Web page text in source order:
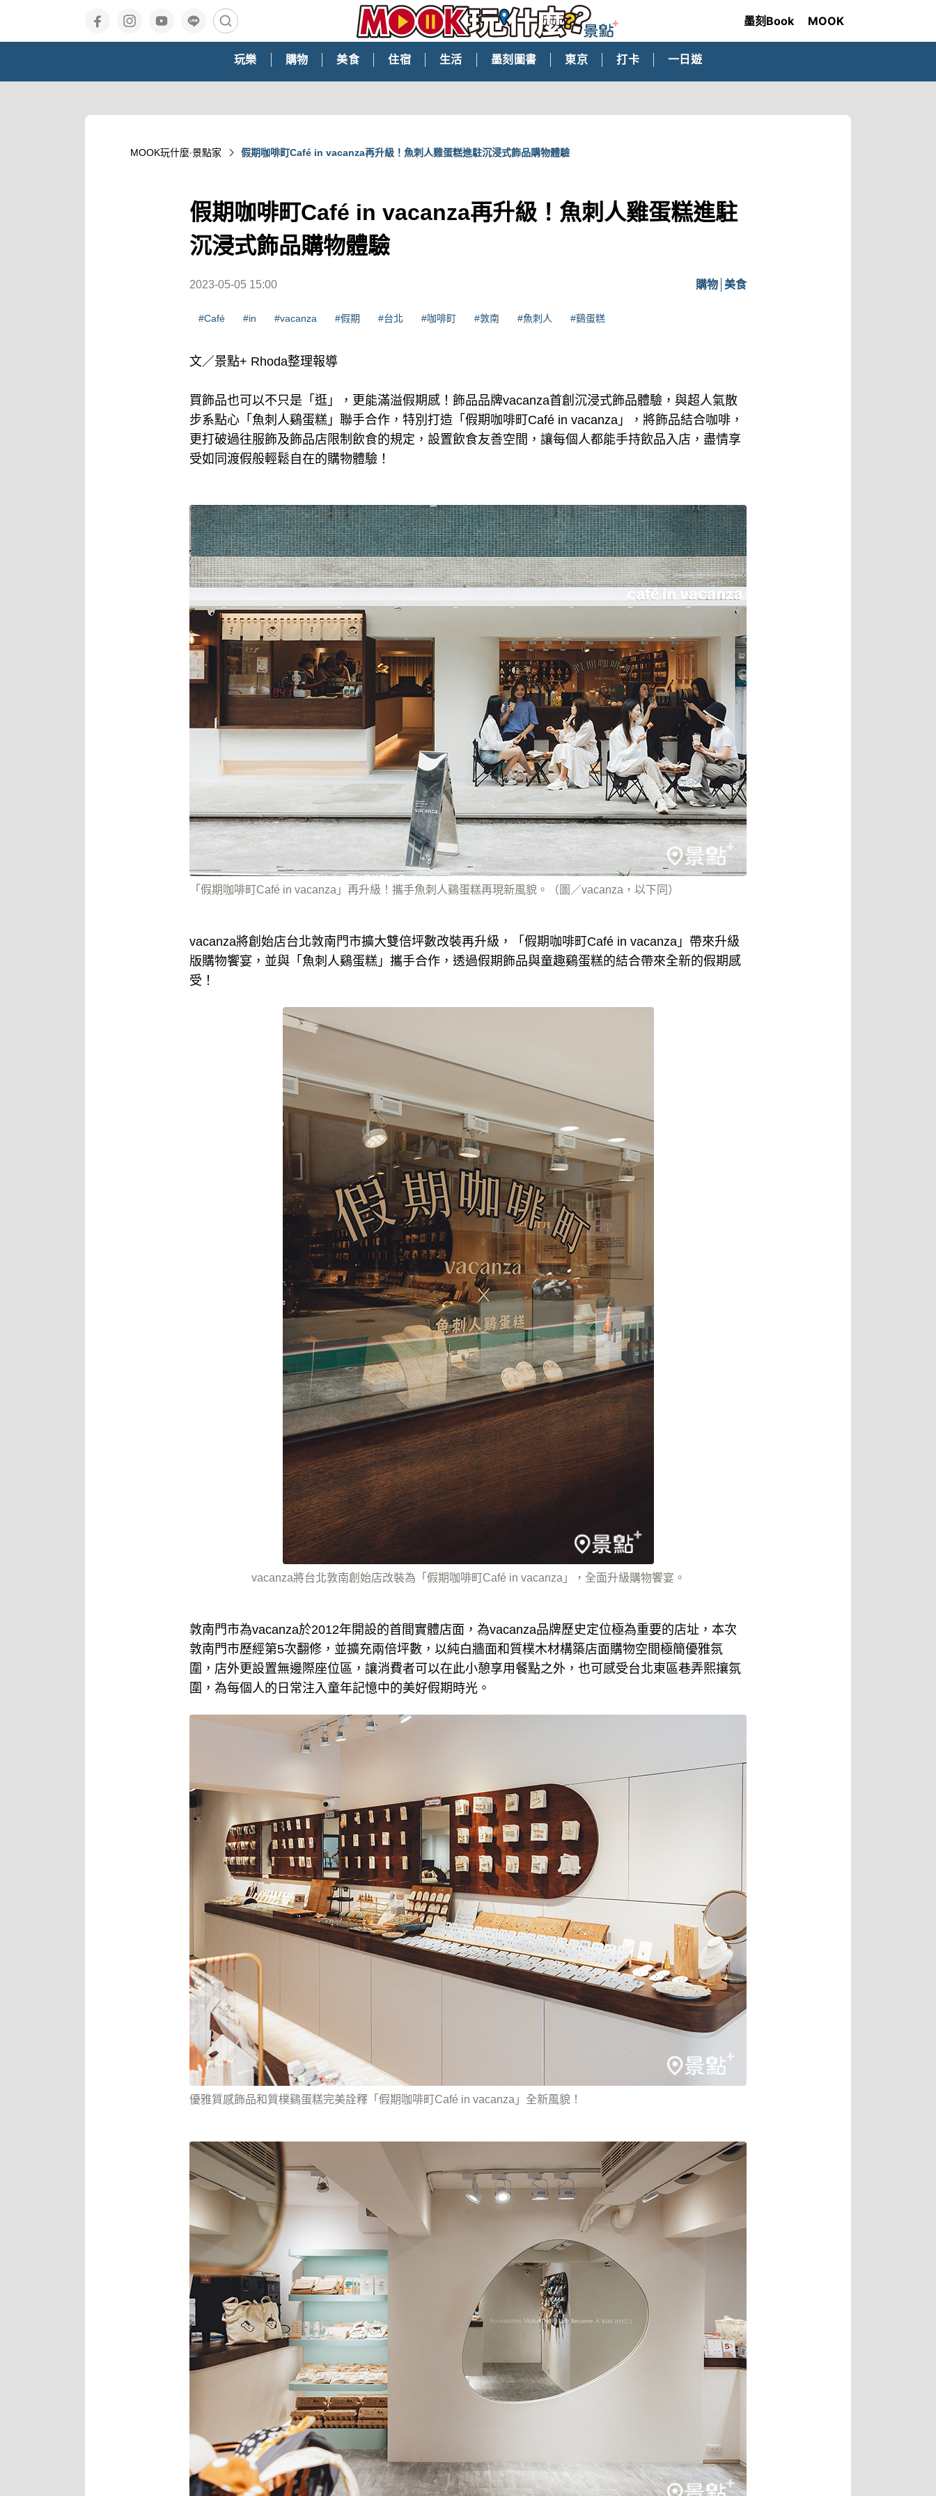
墨刻Book MOOK
玩樂 購物 美食 住宿 生活 墨刻圖書 東京 打卡 一日遊
MOOK玩什麼‧景點家 假期咖啡町Café in vacanza再升級！魚刺人雞蛋糕進駐沉浸式飾品購物體驗
假期咖啡町Café in vacanza再升級！魚刺人雞蛋糕進駐
沉浸式飾品購物體驗
2023-05-05 15:00 購物 美食
#Café #in #vacanza #假期 #台北 #咖啡町 #敦南 #魚刺人 #鷄蛋糕
文／景點+ Rhoda整理報導
買飾品也可以不只是「逛」，更能滿溢假期感！飾品品牌vacanza首創沉浸式飾品體驗，與超人氣散
步系點心「魚刺人鷄蛋糕」聯手合作，特別打造「假期咖啡町Café in vacanza」，將飾品結合咖啡，
更打破過往服飾及飾品店限制飲食的規定，設置飲食友善空間，讓每個人都能手持飲品入店，盡情享
受如同渡假般輕鬆自在的購物體驗！
「假期咖啡町Café in vacanza」再升級！攜手魚刺人鷄蛋糕再現新風貌。（圖／vacanza，以下同）
vacanza將創始店台北敦南門市擴大雙倍坪數改裝再升級，「假期咖啡町Café in vacanza」帶來升級
版購物饗宴，並與「魚刺人鷄蛋糕」攜手合作，透過假期飾品與童趣鷄蛋糕的結合帶來全新的假期感
受！
vacanza將台北敦南創始店改裝為「假期咖啡町Café in vacanza」，全面升級購物饗宴。
敦南門市為vacanza於2012年開設的首間實體店面，為vacanza品牌歷史定位極為重要的店址，本次
敦南門市歷經第5次翻修，並擴充兩倍坪數，以純白牆面和質樸木材構築店面購物空間極簡優雅氛
圍，店外更設置無邊際座位區，讓消費者可以在此小憩享用餐點之外，也可感受台北東區巷弄熙攘氛
圍，為每個人的日常注入童年記憶中的美好假期時光。
優雅質感飾品和質樸鷄蛋糕完美詮釋「假期咖啡町Café in vacanza」全新風貌！